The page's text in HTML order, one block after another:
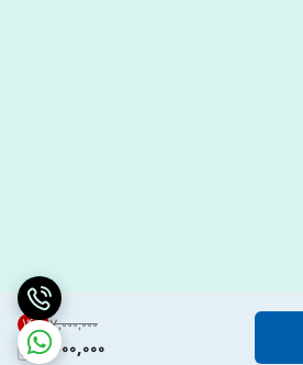
۷٬۰۰۰٬۰۰۰ 14%
6,000,000